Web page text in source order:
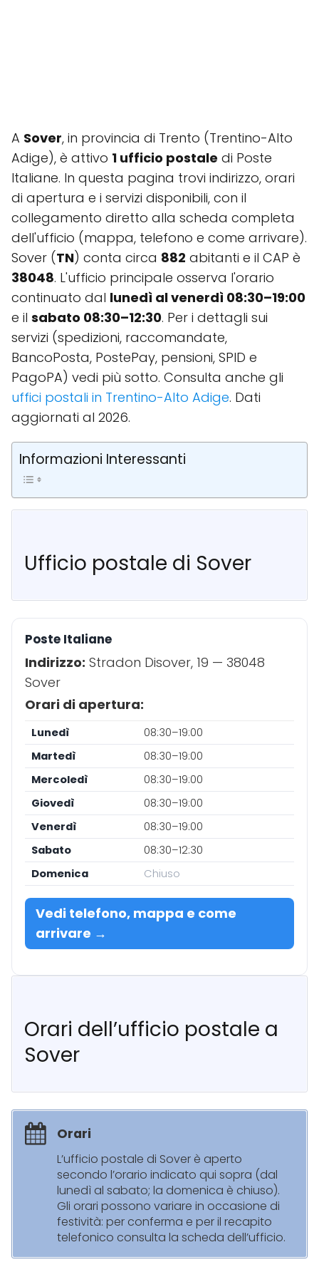
A Sover, in provincia di Trento (Trentino-Alto
Adige), è attivo 1 ufficio postale di Poste
Italiane. In questa pagina trovi indirizzo, orari
di apertura e i servizi disponibili, con il
collegamento diretto alla scheda completa
dell'ufficio (mappa, telefono e come arrivare).
Sover (TN) conta circa 882 abitanti e il CAP è
38048. L'ufficio principale osserva l'orario
continuato dal lunedì al venerdì 08:30–19:00
e il sabato 08:30–12:30. Per i dettagli sui
servizi (spedizioni, raccomandate,
BancoPosta, PostePay, pensioni, SPID e
PagoPA) vedi più sotto. Consulta anche gli
uffici postali in Trentino-Alto Adige. Dati
aggiornati al 2026.
Informazioni Interessanti
Ufficio postale di Sover
Poste Italiane
Indirizzo: Stradon Disover, 19 — 38048
Sover
Orari di apertura:
Lunedì
08:30–19:00
Martedì
08:30–19:00
Mercoledì
08:30–19:00
Giovedì
08:30–19:00
Venerdì
08:30–19:00
Sabato
08:30–12:30
Domenica
Chiuso
Vedi telefono, mappa e come
arrivare →
Orari dell’ufficio postale a
Sover
Orari
L’ufficio postale di Sover è aperto
secondo l’orario indicato qui sopra (dal
lunedì al sabato; la domenica è chiuso).
Gli orari possono variare in occasione di
festività: per conferma e per il recapito
telefonico consulta la scheda dell’ufficio.